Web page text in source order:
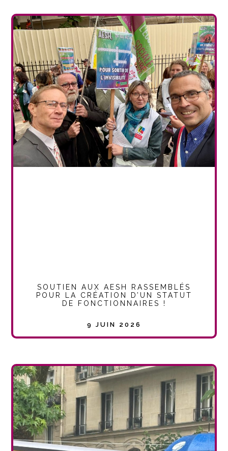
SOUTIEN AUX AESH RASSEMBLÉS
POUR LA CRÉATION D’UN STATUT
DE FONCTIONNAIRES !
9 JUIN 2026